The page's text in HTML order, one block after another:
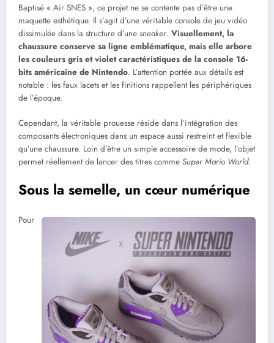
Baptisé « Air SNES », ce projet ne se contente pas d’être une
maquette esthétique. Il s’agit d’une véritable console de jeu vidéo
dissimulée dans la structure d’une sneaker. Visuellement, la
chaussure conserve sa ligne emblématique, mais elle arbore
les couleurs gris et violet caractéristiques de la console 16-
bits américaine de Nintendo. L’attention portée aux détails est
notable : les faux lacets et les finitions rappellent les périphériques
de l’époque.
Cependant, la véritable prouesse réside dans l’intégration des
composants électroniques dans un espace aussi restreint et flexible
qu’une chaussure. Loin d’être un simple accessoire de mode, l’objet
permet réellement de lancer des titres comme Super Mario World.
Sous la semelle, un cœur numérique
Pour